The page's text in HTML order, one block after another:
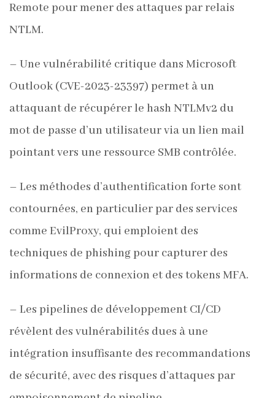
Remote pour mener des attaques par relais
NTLM.
– Une vulnérabilité critique dans Microsoft
Outlook (CVE-2023-23397) permet à un
attaquant de récupérer le hash NTLMv2 du
mot de passe d’un utilisateur via un lien mail
pointant vers une ressource SMB contrôlée.
– Les méthodes d’authentification forte sont
contournées, en particulier par des services
comme EvilProxy, qui emploient des
techniques de phishing pour capturer des
informations de connexion et des tokens MFA.
– Les pipelines de développement CI/CD
révèlent des vulnérabilités dues à une
intégration insuffisante des recommandations
de sécurité, avec des risques d’attaques par